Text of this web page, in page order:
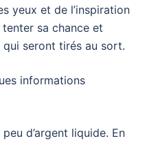
yeux et de l’inspiration
sa chance et
seront tirés au sort.
informations
d’argent liquide. En